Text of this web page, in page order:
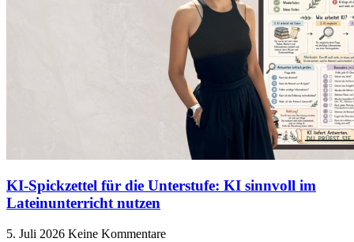
KI-Spickzettel für die Unterstufe: KI sinnvoll im
Lateinunterricht nutzen
5. Juli 2026 Keine Kommentare